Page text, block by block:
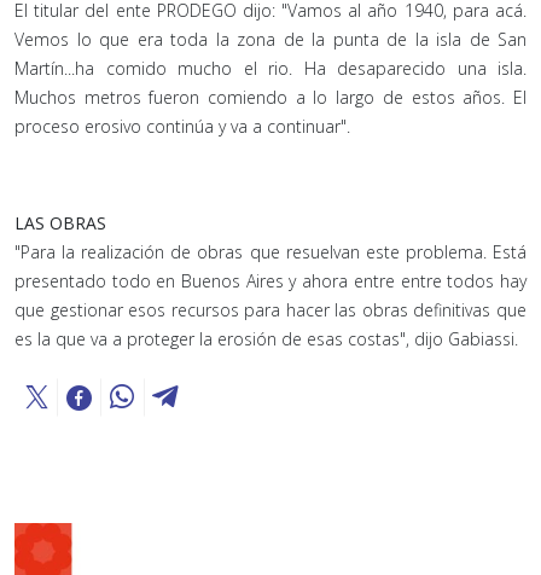
El titular del ente PRODEGO dijo: "Vamos al año 1940, para acá.
Vemos lo que era toda la zona de la punta de la isla de San
Martín...ha comido mucho el rio. Ha desaparecido una isla.
Muchos metros fueron comiendo a lo largo de estos años. El
proceso erosivo continúa y va a continuar".
LAS OBRAS
"Para la realización de obras que resuelvan este problema. Está
presentado todo en Buenos Aires y ahora entre entre todos hay
que gestionar esos recursos para hacer las obras definitivas que
es la que va a proteger la erosión de esas costas", dijo Gabiassi.